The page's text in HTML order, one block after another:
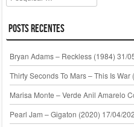
Posts Recentes
Bryan Adams – Reckless (1984) 31/
Thirty Seconds To Mars – This Is War
Marisa Monte – Verde Anil Amarelo
Pearl Jam – Gigaton (2020) 17/04/